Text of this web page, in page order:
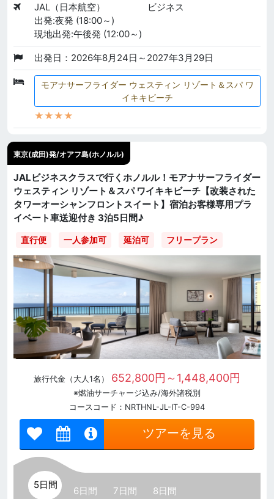
JAL（日本航空）
ビジネス
出発:夜発 (18:00～)
現地出発:午後発 (12:00～)
出発日：2026年8月24日～2027年3月29日
モアナサーフライダー ウェスティン リゾート＆スパ ワ
イキキビーチ
★★★★
東京(成田)発/オアフ島(ホノルル)
JALビジネスクラスで行くホノルル！モアナサーフライダー
ウェスティン リゾート＆スパ ワイキキビーチ【改装された
タワーオーシャンフロントスイート】宿泊お客様専用プラ
イベート車送迎付き 3泊5日間♪
直行便 一人参加可 延泊可 フリープラン
旅行代金（大人1名） 652,800円～1,448,400円
※燃油サーチャージ込み/海外諸税別
コースコード：NRTHNL-JL-IT-C-994
ツアーを見る
5日間
6日間 7日間 8日間